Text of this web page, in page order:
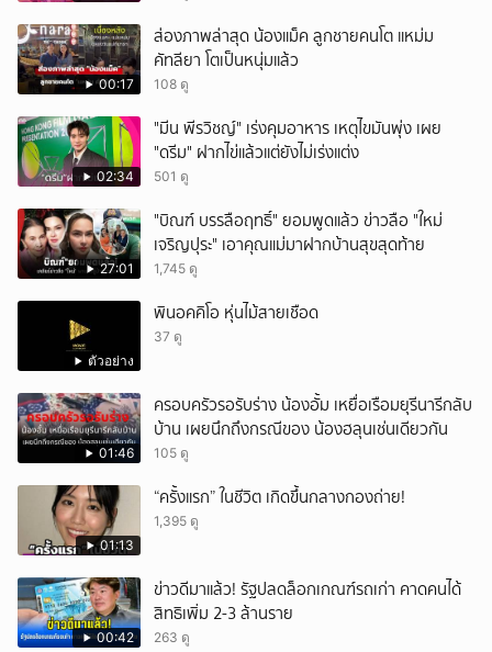
00:17
ส่องภาพล่าสุด น้องแม็ค ลูกชายคนโต แหม่ม
คัทลียา โตเป็นหนุ่มแล้ว
108 ดู
02:34
"มีน พีรวิชญ์" เร่งคุมอาหาร เหตุไขมันพุ่ง เผย
"ดรีม" ฝากไข่แล้วแต่ยังไม่เร่งแต่ง
501 ดู
27:01
"บิณฑ์ บรรลือฤทธิ์" ยอมพูดแล้ว ข่าวลือ "ใหม่
เจริญปุระ" เอาคุณแม่มาฝากบ้านสุขสุดท้าย
1,745 ดู
ตัวอย่าง
พินอคคิโอ หุ่นไม้สายเชือด
37 ดู
01:46
ครอบครัวรอรับร่าง น้องอั้ม เหยื่อเรือมยุรีนารีกลับ
บ้าน เผยนึกถึงกรณีของ น้องฮลุนเช่นเดียวกัน
105 ดู
01:13
“ครั้งแรก” ในชีวิต เกิดขึ้นกลางกองถ่าย!
1,395 ดู
00:42
ข่าวดีมาแล้ว! รัฐปลดล็อกเกณฑ์รถเก่า คาดคนได้
สิทธิเพิ่ม 2-3 ล้านราย
263 ดู